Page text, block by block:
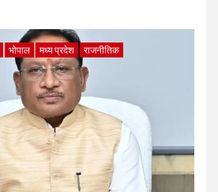
भोपाल मध्य प्रदेश
राजनीतिक